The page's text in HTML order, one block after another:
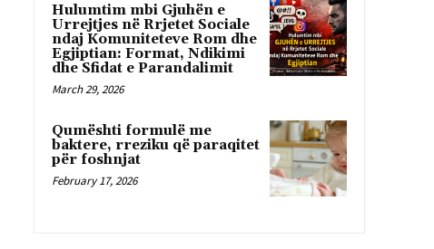
Hulumtim mbi Gjuhën e
Urrejtjes në Rrjetet Sociale
ndaj Komuniteteve Rom dhe
Egjiptian: Format, Ndikimi
dhe Sfidat e Parandalimit
March 29, 2026
Qumështi formulë me
baktere, rreziku që paraqitet
për foshnjat
February 17, 2026